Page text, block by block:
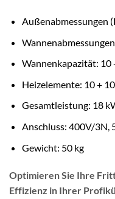
Außenabmessungen
Wannenkapazität: 10
Heizelemente: 10 +
Gesamtleistung: 18
Anschluss: 400V/3N,
Gewicht: 50 kg
Optimieren Sie Ihre
Effizienz in Ihrer